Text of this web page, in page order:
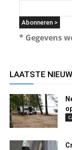
* Gegevens
LAATSTE